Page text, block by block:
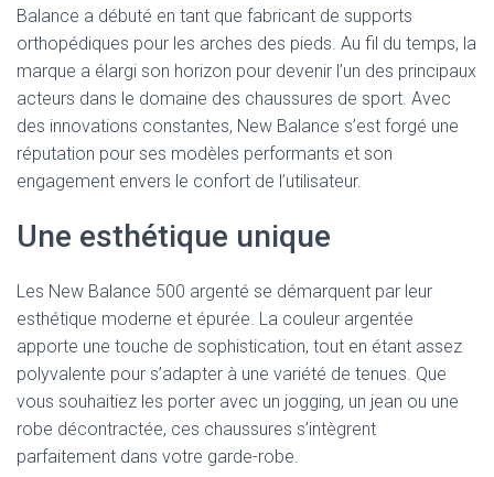
Balance a débuté en tant que fabricant de supports
orthopédiques pour les arches des pieds. Au fil du temps, la
marque a élargi son horizon pour devenir l’un des principaux
acteurs dans le domaine des chaussures de sport. Avec
des innovations constantes, New Balance s’est forgé une
réputation pour ses modèles performants et son
engagement envers le confort de l’utilisateur.
Une esthétique unique
Les New Balance 500 argenté se démarquent par leur
esthétique moderne et épurée. La couleur argentée
apporte une touche de sophistication, tout en étant assez
polyvalente pour s’adapter à une variété de tenues. Que
vous souhaitiez les porter avec un jogging, un jean ou une
robe décontractée, ces chaussures s’intègrent
parfaitement dans votre garde-robe.